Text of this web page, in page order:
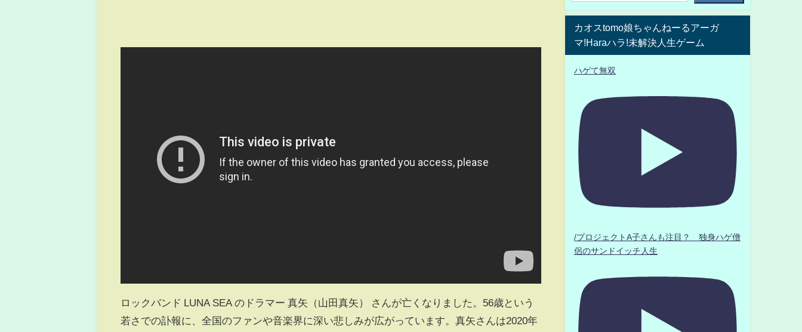
ロックバンド LUNA SEA のドラマー 真矢（山田真矢） さんが亡くなりました。56歳という
若さでの訃報に、全国のファンや音楽界に深い悲しみが広がっています。真矢さんは2020年
カオスtomo娘ちゃんねーるアーガ
マ!Haraハラ!未解決人生ゲーム
ハゲて無双
/プロジェクトA子さんも注目？ 独身ハゲ僧
侶のサンドイッチ人生